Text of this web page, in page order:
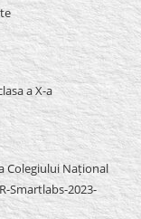
a X-a
Colegiului Național
Smartlabs-2023-